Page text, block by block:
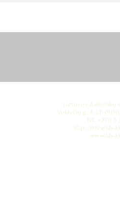
Lietuvos dailininkų
Vokiečių g. 4, LT-
Tel. +370 5
El.p.: